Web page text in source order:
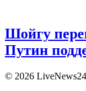
Шойгу
Путин
© 2026